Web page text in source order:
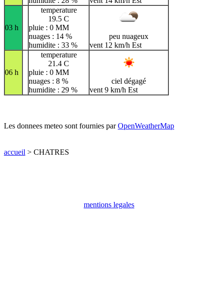
03 h
temperature
19.5 C
pluie : 0 MM
nuages : 14 %
humidite : 33 %
peu nuageux
vent 12 km/h Est
06 h
temperature
21.4 C
pluie : 0 MM
nuages : 8 %
humidite : 29 %
ciel dégagé
vent 9 km/h Est
Les donnees meteo sont fournies parOpenWeatherMap
accueil > CHATRES
mentions legales